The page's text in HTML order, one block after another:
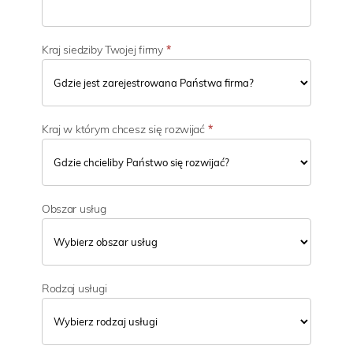
c
iKraj siedziby Twojej firmy *
Kraj w którym chcesz się rozwijać *
Obszar usług
Rodzaj usługi